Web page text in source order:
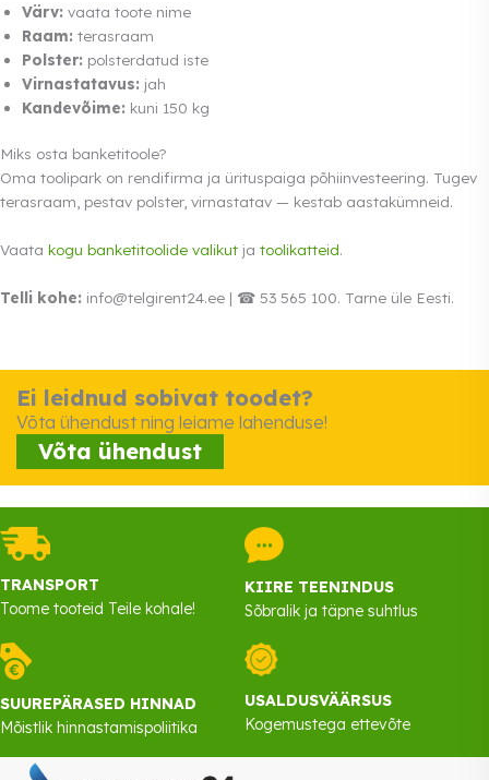
Värv: vaata toote nime
Raam: terasraam
Polster: polsterdatud iste
Virnastatavus: jah
Kandevõime: kuni 150 kg
Miks osta banketitoole?
Oma toolipark on rendifirma ja ürituspaiga põhiinvesteering. Tugev
terasraam, pestav polster, virnastatav — kestab aastakümneid.
Vaata kogu banketitoolide valikut ja toolikatteid.
Telli kohe: info@telgirent24.ee | ☎ 53 565 100. Tarne üle Eesti.
Ei leidnud sobivat toodet?
Võta ühendust ning leiame lahenduse!
Võta ühendust
TRANSPORT
Toome tooteid Teile kohale!
KIIRE TEENINDUS
Sõbralik ja täpne suhtlus
SUUREPÄRASED HINNAD
Mõistlik hinnastamispoliitika
USALDUSVÄÄRSUS
Kogemustega ettevõte